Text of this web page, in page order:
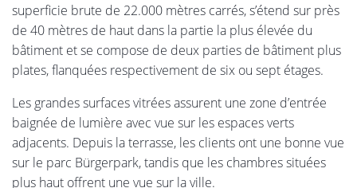
superficie brute de 22.000 mètres carrés, s’étend sur près
de 40 mètres de haut dans la partie la plus élevée du
bâtiment et se compose de deux parties de bâtiment plus
plates, flanquées respectivement de six ou sept étages.
Les grandes surfaces vitrées assurent une zone d’entrée
baignée de lumière avec vue sur les espaces verts
adjacents. Depuis la terrasse, les clients ont une bonne vue
sur le parc Bürgerpark, tandis que les chambres situées
plus haut offrent une vue sur la ville.